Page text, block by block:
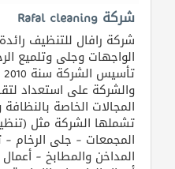
طلب
اشتراك
الاحصائيات
الأقسام
شركات
شركة Rafal cleaning
شركة رافال للتنظيف
الواجهات وجلى وتلميع
والشركة على استعداد
المجالات الخاصة
تشملها الشركة مثل
المجمعات – جلى الرخام
المداخن والمطابخ –